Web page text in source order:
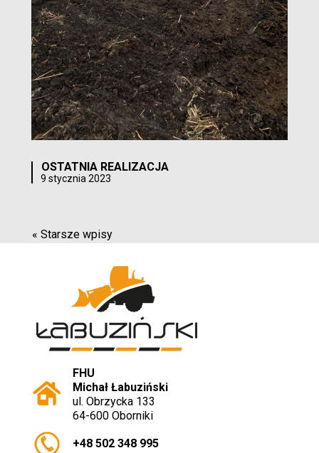
OSTATNIA REALIZACJA
9 stycznia 2023
« Starsze wpisy
FHU
Michał Łabuziński
ul. Obrzycka 133
64-600 Oborniki
+48 502 348 995